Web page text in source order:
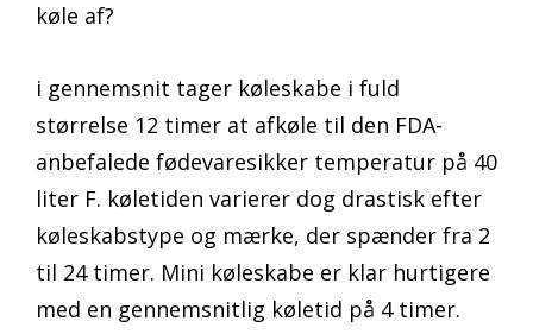
køle af?
i gennemsnit tager køleskabe i fuld
størrelse 12 timer at afkøle til den FDA-
anbefalede fødevaresikker temperatur på 40
liter F. køletiden varierer dog drastisk efter
køleskabstype og mærke, der spænder fra 2
til 24 timer. Mini køleskabe er klar hurtigere
med en gennemsnitlig køletid på 4 timer.